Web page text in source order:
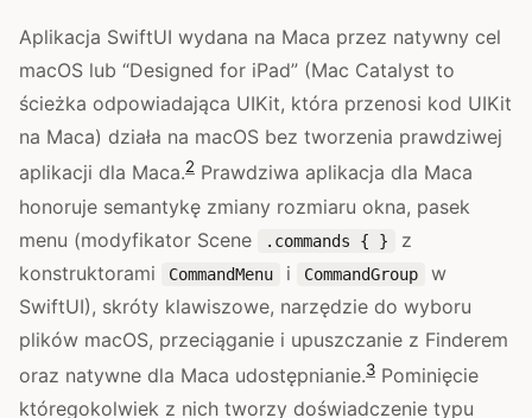
Aplikacja SwiftUI wydana na Maca przez natywny cel
macOS lub “Designed for iPad” (Mac Catalyst to
ścieżka odpowiadająca UIKit, która przenosi kod UIKit
na Maca) działa na macOS bez tworzenia prawdziwej
aplikacji dla Maca.2 Prawdziwa aplikacja dla Maca
honoruje semantykę zmiany rozmiaru okna, pasek
menu (modyfikator Scene
.commands { }
z
konstruktorami
CommandMenu i CommandGroup
w
SwiftUI), skróty klawiszowe, narzędzie do wyboru
plików macOS, przeciąganie i upuszczanie z Finderem
oraz natywne dla Maca udostępnianie.3 Pominięcie
któregokolwiek z nich tworzy doświadczenie typu